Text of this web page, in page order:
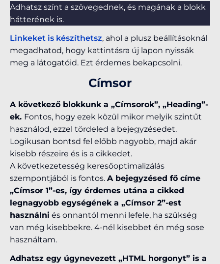
Adhatsz színt a szövegednek, és magának a blokk
hátterének is.
Linkeket is készíthetsz, ahol a plusz beállításoknál
megadhatod, hogy kattintásra új lapon nyissák
meg a látogatóid. Ezt érdemes bekapcsolni.
Címsor
A következő blokkunk a „Címsorok”, „Heading”-
ek. Fontos, hogy ezek közül mikor melyik szintűt
használod, ezzel tördeled a bejegyzésedet.
Logikusan bontsd fel előbb nagyobb, majd akár
kisebb részeire és is a cikkedet.
A következetesség keresőoptimalizálás
szempontjából is fontos. A bejegyzésed fő címe
„Címsor 1”-es, így érdemes utána a cikked
legnagyobb egységének a „Címsor 2”-est
használni és onnantól menni lefele, ha szükség
van még kisebbekre. 4-nél kisebbet én még sose
használtam.
Adhatsz egy úgynevezett „HTML horgonyt” is a